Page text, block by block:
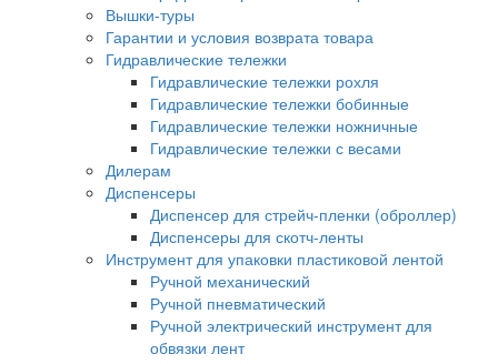
Вышки-туры
Гарантии и условия возврата товара
Гидравлические тележки
Гидравлические тележки рохля
Гидравлические тележки бобинные
Гидравлические тележки ножничные
Гидравлические тележки с весами
Дилерам
Диспенсеры
Диспенсер для стрейч-пленки (оброллер)
Диспенсеры для скотч-ленты
Инструмент для упаковки пластиковой лентой
Ручной механический
Ручной пневматический
Ручной электрический инструмент для
обвязки лент